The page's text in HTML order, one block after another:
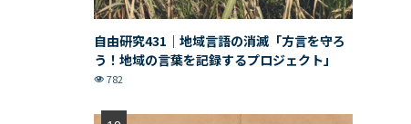
自由研究431｜地域言語の消滅「方言を守ろ
う！地域の言葉を記録するプロジェクト」
782